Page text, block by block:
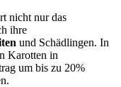
nicht nur das
ihre
und Schädlingen. In
Karotten in
um bis zu 20%